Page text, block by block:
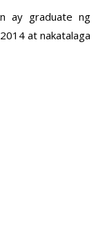
ay graduate ng
at nakatalaga